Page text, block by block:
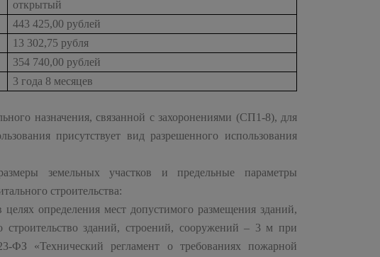
открытый
443 425,00 рублей
13 302,75 рубля
354 740,00 рублей
3 года 8 месяцев
назначения, связанной с захоронениями (СП1-8), для
присутствует вид разрешенного использования
земельных участков и предельные параметры
строительства:
определения мест допустимого размещения зданий,
строительство зданий, строений, сооружений – 3 м при
«Технический регламент о требованиях пожарной